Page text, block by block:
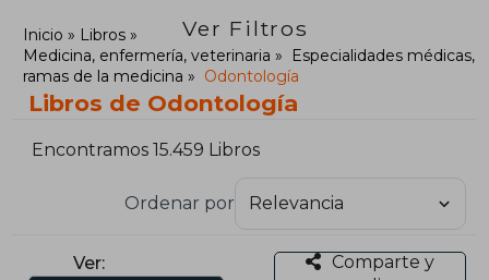
Ver Filtros
Inicio
Libros
Medicina, enfermería, veterinaria
Especialidades médicas,
ramas de la medicina
Odontología
Libros de Odontología
Encontramos 15.459 Libros
Ordenar por
Ver:
Comparte y